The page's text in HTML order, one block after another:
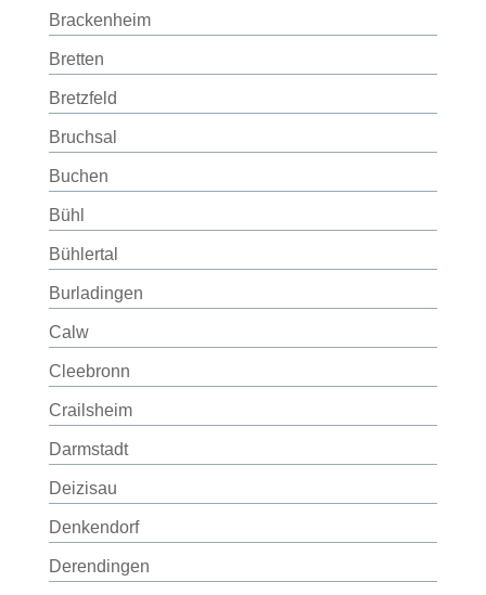
Brackenheim
Bretten
Bretzfeld
Bruchsal
Buchen
Bühl
Bühlertal
Burladingen
Calw
Cleebronn
Crailsheim
Darmstadt
Deizisau
Denkendorf
Derendingen